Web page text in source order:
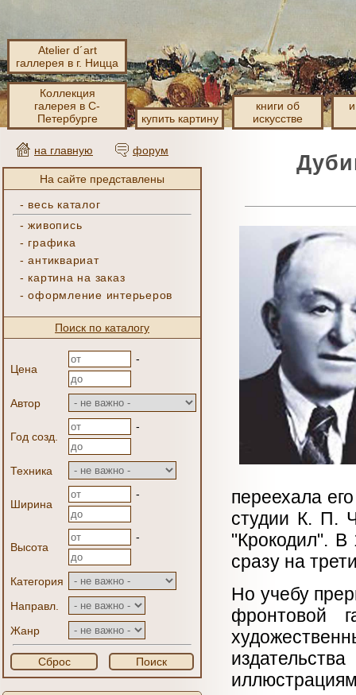
Atelier d´art
галлерея в г. Ницца
Коллекция
галерея в С-
Петербурге
купить картину
книги об
искусстве
на главную форум
На сайте представлены
- весь каталог
-живопись
- графика
-антиквариат
- картина на заказ
-оформление интерьеров
Поиск по каталогу
Цена
-
Автор
Год созд.
-
Техника
Ширина
-
Высота
-
Категория
Направл.
Жанр
Сброс Поиск
переехала
студии К. П.
"Крокодил". В
сразу на
Но учебу
фронтовой